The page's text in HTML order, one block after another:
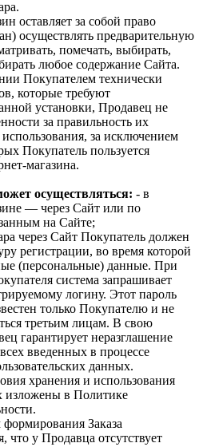
оставляет за собой право
осуществлять предварительную
помечать, выбирать,
любое содержание Сайта.
Покупателем технически
которые требуют
установки, Продавец не
за правильность их
за исключением
Покупатель пользуется
магазина.
осуществляться: - в
— через Сайт или по
на Сайте;
через Сайт Покупатель должен
регистрации, во время которой
(персональные) данные. При
система запрашивает
логину. Этот пароль
только Покупателю и не
третьим лицам. В свою
гарантирует неразглашение
введенных в процессе
данных.
хранения и использования
изложены в Политике
Заказа
что у Продавца отсутствует